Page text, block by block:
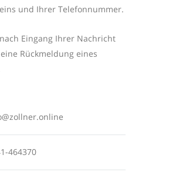
und Ihrer Telefonnummer.
Eingang Ihrer Nachricht
Rückmeldung eines
464370